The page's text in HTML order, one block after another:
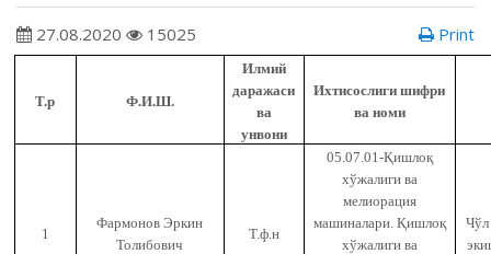
27.08.2020 15025 Print
Т.р Ф.И.Ш.
Илмий
даражаси
ва
унвони
Ихтисослиги шифри
ва номи
1
Фармонов Эркин
Толибович
Т.ф.н
05.07.01-Қишлоқ
хўжалиги ва
мелиорация
машиналари. Қишлоқ
хўжалиги ва
Чўл